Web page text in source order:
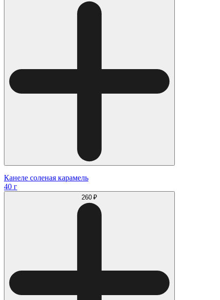
Канеле соленая карамель
40 г
260 ₽